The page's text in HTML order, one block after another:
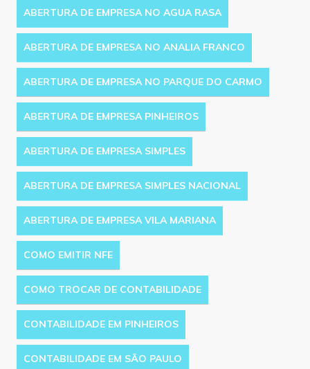
ABERTURA DE EMPRESA NO AGUA RASA
ABERTURA DE EMPRESA NO ANALIA FRANCO
ABERTURA DE EMPRESA NO PARQUE DO CARMO
ABERTURA DE EMPRESA PINHEIROS
ABERTURA DE EMPRESA SIMPLES
ABERTURA DE EMPRESA SIMPLES NACIONAL
ABERTURA DE EMPRESA VILA MARIANA
COMO EMITIR NFE
COMO TROCAR DE CONTABILIDADE
CONTABILIDADE EM PINHEIROS
CONTABILIDADE EM SÃO PAULO